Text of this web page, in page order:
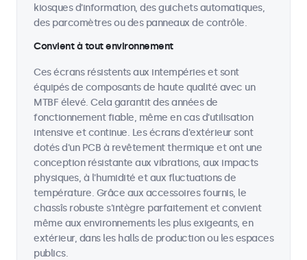
kiosques d'information, des guichets automatiques,
des parcomètres ou des panneaux de contrôle.
Convient à tout environnement
Ces écrans résistents aux intempéries et sont
équipés de composants de haute qualité avec un
MTBF élevé. Cela garantit des années de
fonctionnement fiable, même en cas d'utilisation
intensive et continue. Les écrans d'extérieur sont
dotés d'un PCB à revêtement thermique et ont une
conception résistante aux vibrations, aux impacts
physiques, à l'humidité et aux fluctuations de
température. Grâce aux accessoires fournis, le
chassîs robuste s'intègre parfaitement et convient
même aux environnements les plus exigeants, en
extérieur, dans les halls de production ou les espaces
publics.